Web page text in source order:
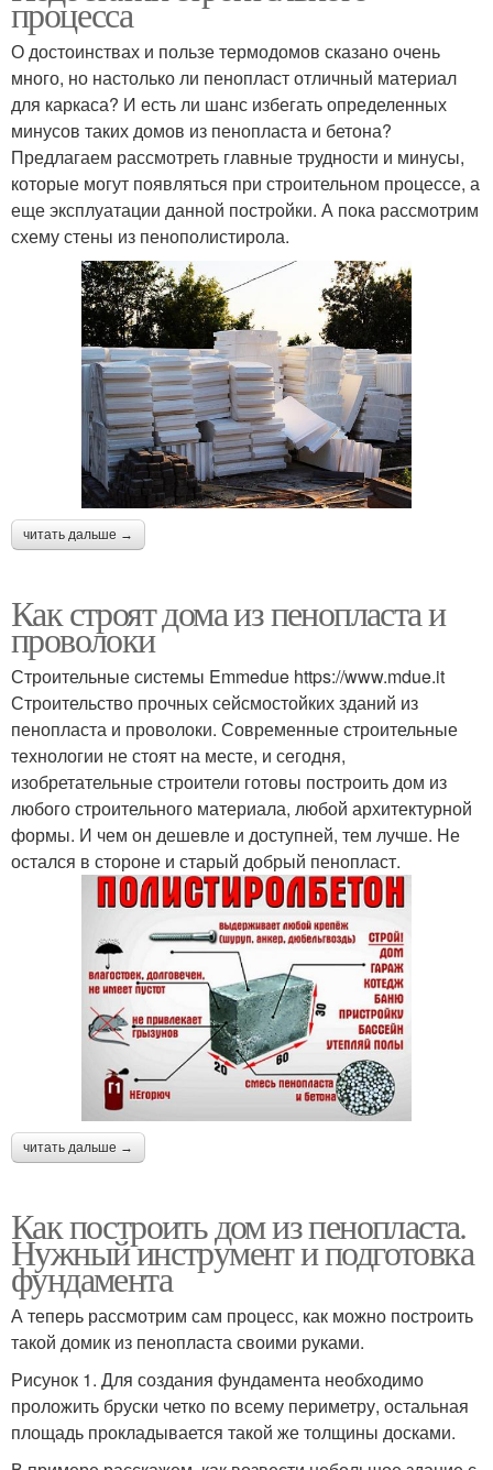
процесса
О достоинствах и пользе термодомов сказано очень
много, но настолько ли пенопласт отличный материал
для каркаса? И есть ли шанс избегать определенных
минусов таких домов из пенопласта и бетона?
Предлагаем рассмотреть главные трудности и минусы,
которые могут появляться при строительном процессе, а
еще эксплуатации данной постройки. А пока рассмотрим
схему стены из пенополистирола.
читать дальше →
Как строят дома из пенопласта и
проволоки
Строительные системы Emmedue https://www.mdue.it
Строительство прочных сейсмостойких зданий из
пенопласта и проволоки. Современные строительные
технологии не стоят на месте, и сегодня,
изобретательные строители готовы построить дом из
любого строительного материала, любой архитектурной
формы. И чем он дешевле и доступней, тем лучше. Не
остался в стороне и старый добрый пенопласт.
читать дальше →
Как построить дом из пенопласта.
Нужный инструмент и подготовка
фундамента
А теперь рассмотрим сам процесс, как можно построить
такой домик из пенопласта своими руками.
Рисунок 1. Для создания фундамента необходимо
проложить бруски четко по всему периметру, остальная
площадь прокладывается такой же толщины досками.